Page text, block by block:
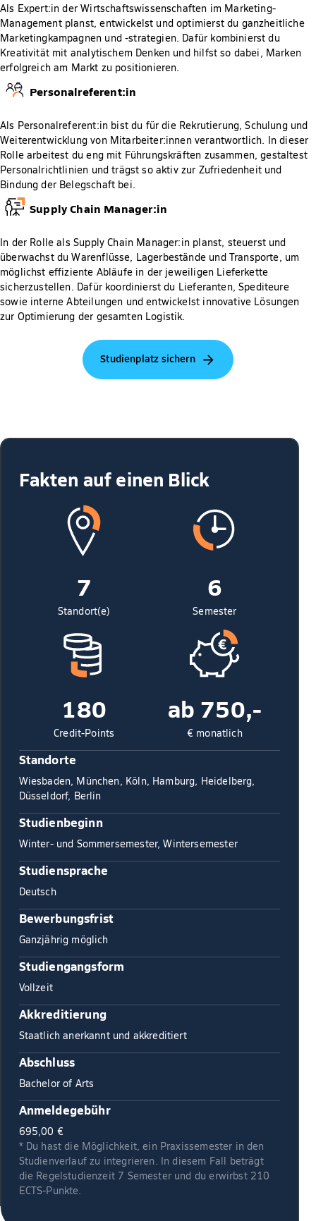
Als Expert:in der Wirtschaftswissenschaften im Marketing-
Management planst, entwickelst und optimierst du ganzheitliche
Marketingkampagnen und -strategien. Dafür kombinierst du
Kreativität mit analytischem Denken und hilfst so dabei, Marken
erfolgreich am Markt zu positionieren.
Personalreferent:in
Als Personalreferent:in bist du für die Rekrutierung, Schulung und
Weiterentwicklung von Mitarbeiter:innen verantwortlich. In dieser
Rolle arbeitest du eng mit Führungskräften zusammen, gestaltest
Personalrichtlinien und trägst so aktiv zur Zufriedenheit und
Bindung der Belegschaft bei.
Supply Chain Manager:in
In der Rolle als Supply Chain Manager:in planst, steuerst und
überwachst du Warenflüsse, Lagerbestände und Transporte, um
möglichst effiziente Abläufe in der jeweiligen Lieferkette
sicherzustellen. Dafür koordinierst du Lieferanten, Spediteure
sowie interne Abteilungen und entwickelst innovative Lösungen
zur Optimierung der gesamten Logistik.
Studienplatz sichern
Fakten auf einen Blick
7
Standort(e)
6
Semester
180
Credit-Points
ab 750,-
€ monatlich
Standorte
Wiesbaden, München, Köln, Hamburg, Heidelberg,
Düsseldorf, Berlin
Studienbeginn
Winter- und Sommersemester, Wintersemester
Studiensprache
Deutsch
Bewerbungsfrist
Ganzjährig möglich
Studiengangsform
Vollzeit
Akkreditierung
Staatlich anerkannt und akkreditiert
Abschluss
Bachelor of Arts
Anmeldegebühr
695,00 €
* Du hast die Möglichkeit, ein Praxissemester in den
Studienverlauf zu integrieren. In diesem Fall beträgt
die Regelstudienzeit 7 Semester und du erwirbst 210
ECTS-Punkte.